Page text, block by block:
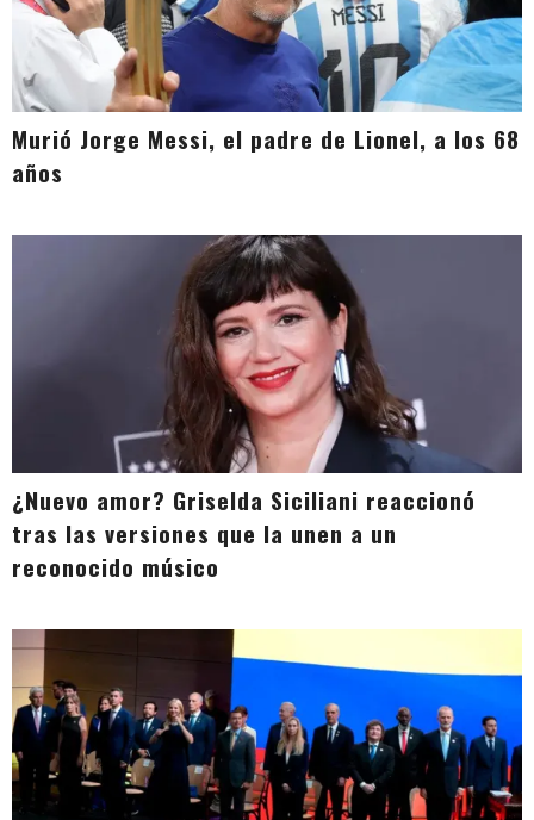
Murió Jorge Messi, el padre de Lionel, a los 68
años
¿Nuevo amor? Griselda Siciliani reaccionó
tras las versiones que la unen a un
reconocido músico